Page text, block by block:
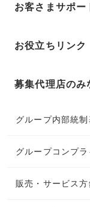
お客さまサポー
お役立ちリンク
募集代理店のみ
グループ内部統
グループコンプ
販売・サービス方